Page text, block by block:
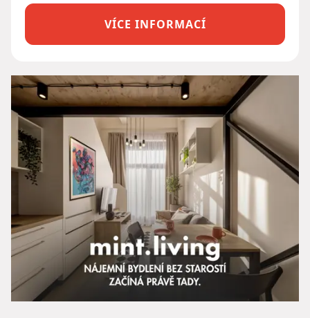
VÍCE INFORMACÍ